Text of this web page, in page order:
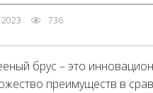
736
брус – это
преимуществ в